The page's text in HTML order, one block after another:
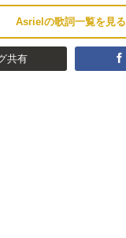
Asrielの歌詞一覧を見る
共有